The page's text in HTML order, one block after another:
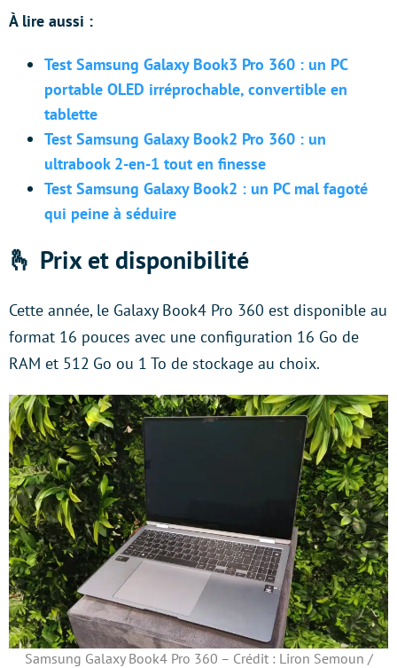
À lire aussi :
Test Samsung Galaxy Book3 Pro 360 : un PC
portable OLED irréprochable, convertible en
tablette
Test Samsung Galaxy Book2 Pro 360 : un
ultrabook 2-en-1 tout en finesse
Test Samsung Galaxy Book2 : un PC mal fagoté
qui peine à séduire
🫰 Prix et disponibilité
Cette année, le Galaxy Book4 Pro 360 est disponible au
format 16 pouces avec une configuration 16 Go de
RAM et 512 Go ou 1 To de stockage au choix.
Samsung Galaxy Book4 Pro 360 – Crédit : Liron Semoun /